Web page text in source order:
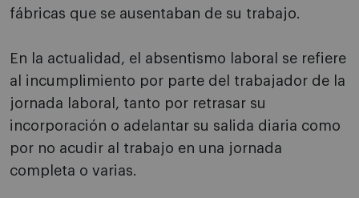
fábricas que se ausentaban de su trabajo.
En la actualidad, el absentismo laboral se refiere
al incumplimiento por parte del trabajador de la
jornada laboral, tanto por retrasar su
incorporación o adelantar su salida diaria como
por no acudir al trabajo en una jornada
completa o varias.